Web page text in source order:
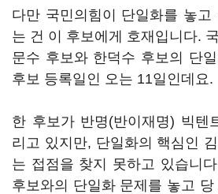
다만 국민의힘이 단일화를 놓고
는 건 이 후보에게 호재입니다.
문수 후보와 한덕수 후보의 단
후보 등록일인 오는 11일인데요.
한 후보가 반명(반이재명) 빅텐
리고 있지만, 단일화의 핵심인
는 접점을 찾지 못하고 있습니
후보와의 단일화 문제를 놓고 당